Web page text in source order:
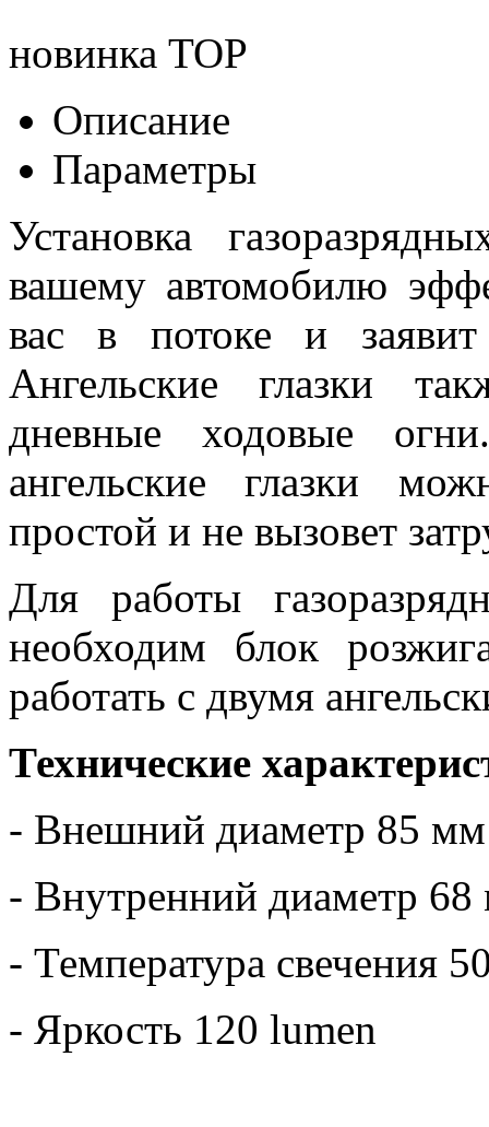
новинка TOP
Описание
Параметры
Установка
вашему автомобилю
вас в потоке и
Ангельские глазки
дневные ходовые
ангельские глазки
простой и не вызовет
Для работы
необходим блок
работать с двумя
Технические
- Внешний диаметр 85 мм
- Внутренний диаметр
- Температура свечения
- Яркость 120 lumen